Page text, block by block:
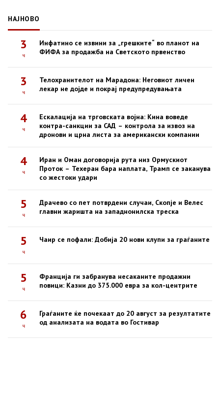
НАЈНОВО
3
ч
Инфатино се извини за „грешките“ во планот на
ФИФА за продажба на Светското првенство
3
ч
Телохранителот на Марадона: Неговиот личен
лекар не дојде и покрај предупредувањата
4
ч
Ескалација на трговската војна: Кина воведе
контра-санкции за САД – контрола за извоз на
дронови и црна листа за американски компании
4
ч
Иран и Оман договорија рута низ Ормускиот
Проток – Техеран бара наплата, Трамп се заканува
со жестоки удари
5
ч
Драчево со пет потврдени случаи, Скопје и Велес
главни жаришта на западнонилска треска
5
ч
Чаир се пофали: Добија 20 нови клупи за граѓаните
5
ч
Франција ги забранува несаканите продажни
повици: Казни до 375.000 евра за кол-центрите
6
ч
Граѓаните ќе почекаат до 20 август за резултатите
од анализата на водата во Гостивар